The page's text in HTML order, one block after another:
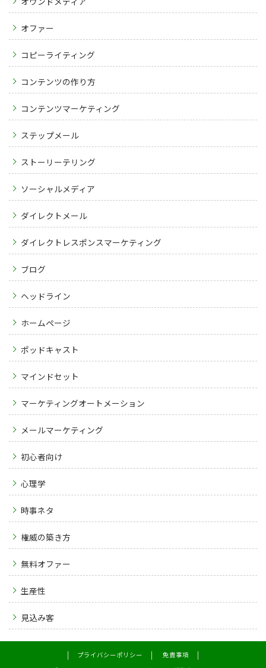
オウンドメディア
オファー
コピーライティング
コンテンツの作り方
コンテンツマーケティング
ステップメール
ストーリーテリング
ソーシャルメディア
ダイレクトメール
ダイレクトレスポンスマーケティング
ブログ
ヘッドライン
ホームページ
ポッドキャスト
マインドセット
マーケティングオートメーション
メールマーケティング
初心者向け
心理学
時事ネタ
権威の築き方
無料オファー
生産性
見込み客
プライバシーポリシー
免責事項